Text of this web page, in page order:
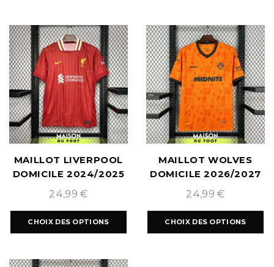
MAILLOT LIVERPOOL
DOMICILE 2024/2025
24,99€
CHOIX DES OPTIONS
MAILLOT WOLVES
DOMICILE 2026/2027
24,99€
CHOIX DES OPTIONS